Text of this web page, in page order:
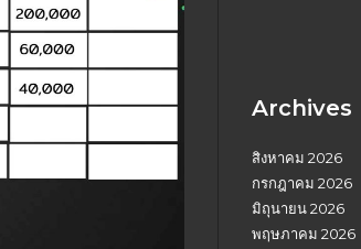
Archives
สิงหาคม 2026
กรกฎาคม 2026
มิถุนายน 2026
พฤษภาคม 2026